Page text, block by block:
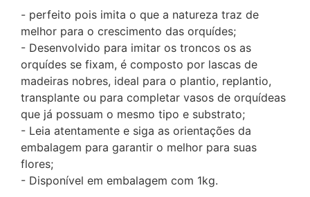
- perfeito pois imita o que a natureza traz de
melhor para o crescimento das orquídes;
- Desenvolvido para imitar os troncos os as
orquídes se fixam, é composto por lascas de
madeiras nobres, ideal para o plantio, replantio,
transplante ou para completar vasos de orquídeas
que já possuam o mesmo tipo e substrato;
- Leia atentamente e siga as orientações da
embalagem para garantir o melhor para suas
flores;
- Disponível em embalagem com 1kg.